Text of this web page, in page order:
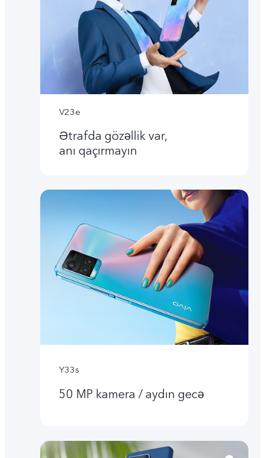
V23e
Ətrafda gözəllik var,
anı qaçırmayın
Y33s
50 MP kamera / aydın gecə